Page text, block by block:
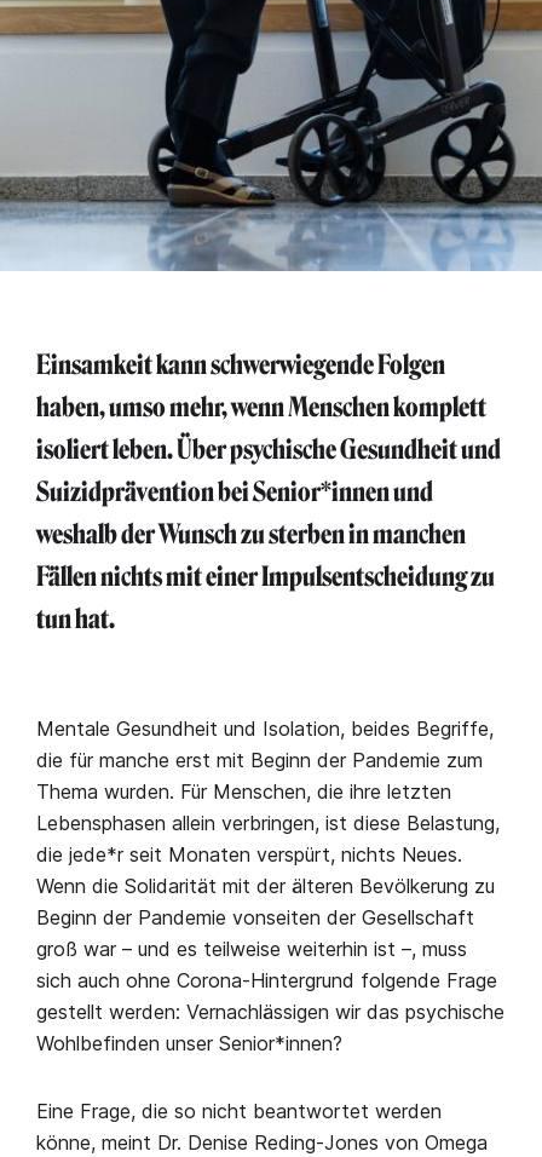
Einsamkeit kann schwerwiegende Folgen
haben, umso mehr, wenn Menschen komplett
isoliert leben. Über psychische Gesundheit und
Suizidprävention bei Senior*innen und
weshalb der Wunsch zu sterben in manchen
Fällen nichts mit einer Impulsentscheidung zu
tun hat.
Mentale Gesundheit und Isolation, beides Begriffe,
die für manche erst mit Beginn der Pandemie zum
Thema wurden. Für Menschen, die ihre letzten
Lebensphasen allein verbringen, ist diese Belastung,
die jede*r seit Monaten verspürt, nichts Neues.
Wenn die Solidarität mit der älteren Bevölkerung zu
Beginn der Pandemie vonseiten der Gesellschaft
groß war – und es teilweise weiterhin ist –, muss
sich auch ohne Corona-Hintergrund folgende Frage
gestellt werden: Vernachlässigen wir das psychische
Wohlbefinden unser Senior*innen?
Eine Frage, die so nicht beantwortet werden
könne, meint Dr. Denise Reding-Jones von Omega